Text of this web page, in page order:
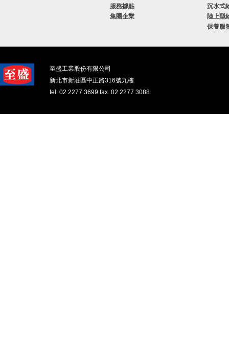
服務據點
集團企業
沉水式
陸上型
保養服
至盛工業股份有限公司
新北市新莊區中正路316號九樓
tel. 02 2277 3699 fax. 02 2277 3088